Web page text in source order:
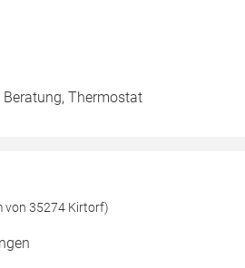
Thermostat
von 35274 Kirtorf)